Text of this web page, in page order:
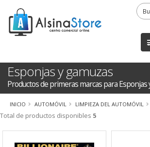
Esponjas y gamuzas
Productos de primeras marcas para Esponjas
INICIO AUTOMÓVIL LIMPIEZA DEL AUTOMÓVIL
Total de productos disponibles 5